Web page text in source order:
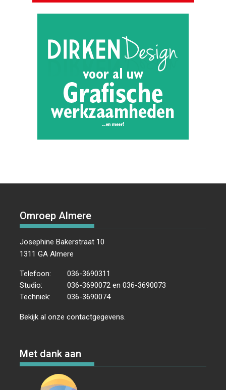
Omroep Almere
Josephine Bakerstraat 10
1311 GA Almere
Telefoon:
036-3690311
Studio:
036-3690072 en 036-3690073
Techniek:
036-3690074
Bekijk al onzecontactgegevens
Met dank aan